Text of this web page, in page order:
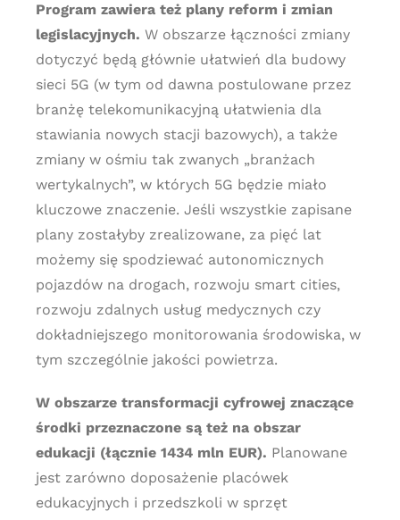
Program zawiera też plany reform i zmian
legislacyjnych. W obszarze łączności zmiany
dotyczyć będą głównie ułatwień dla budowy
sieci 5G (w tym od dawna postulowane przez
branżę telekomunikacyjną ułatwienia dla
stawiania nowych stacji bazowych), a także
zmiany w ośmiu tak zwanych „branżach
wertykalnych”, w których 5G będzie miało
kluczowe znaczenie. Jeśli wszystkie zapisane
plany zostałyby zrealizowane, za pięć lat
możemy się spodziewać autonomicznych
pojazdów na drogach, rozwoju smart cities,
rozwoju zdalnych usług medycznych czy
dokładniejszego monitorowania środowiska, w
tym szczególnie jakości powietrza.
W obszarze transformacji cyfrowej znaczące
środki przeznaczone są też na obszar
edukacji (łącznie 1434 mln EUR). Planowane
jest zarówno doposażenie placówek
edukacyjnych i przedszkoli w sprzęt